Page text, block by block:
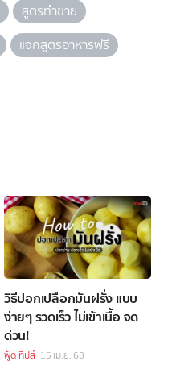
สูตรทำขาย
แจกสูตรอาหารฟรี
วิธีปอกเปลือกมันฝรั่ง แบบ
ง่ายๆ รวดเร็ว ไม่เข้าเนื้อ จด
ด่วน!
ฟู้ด ทิปส์ 15 เม.ย. 68